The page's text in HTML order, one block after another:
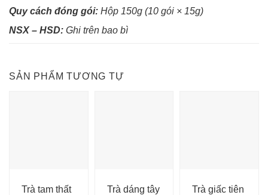
Quy cách đóng gói: Hộp 150g (10 gói × 15g)
NSX – HSD: Ghi trên bao bì
SẢN PHẨM TƯƠNG TỰ
Trà tam thất
Trà dáng tây
Trà giấc tiên